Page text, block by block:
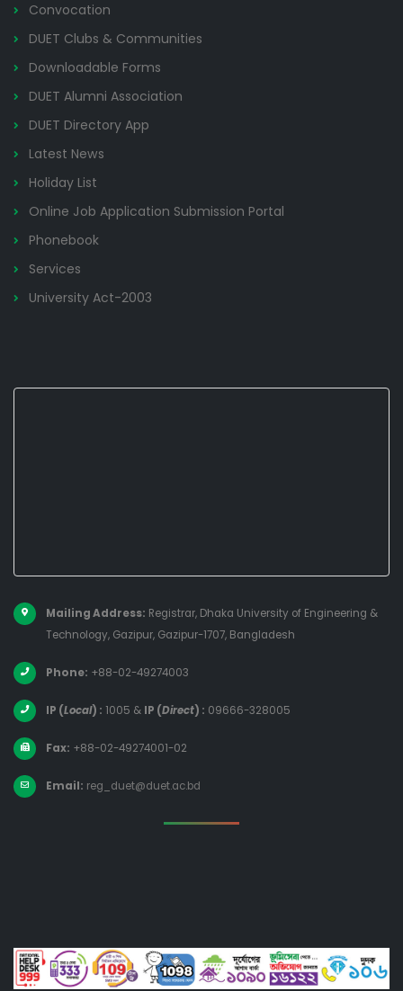
Convocation
DUET Clubs & Communities
Downloadable Forms
DUET Alumni Association
DUET Directory App
Latest News
Holiday List
Online Job Application Submission Portal
Phonebook
Services
University Act-2003
Mailing Address: Registrar, Dhaka University of Engineering &
Technology, Gazipur, Gazipur-1707, Bangladesh
Phone: +88-02-49274003
IP (Local) : 1005 & IP (Direct) : 09666-328005
Fax: +88-02-49274001-02
Email: reg_duet@duet.ac.bd